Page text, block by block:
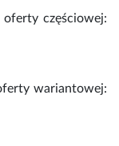
oferty częściowej:
oferty wariantowej: